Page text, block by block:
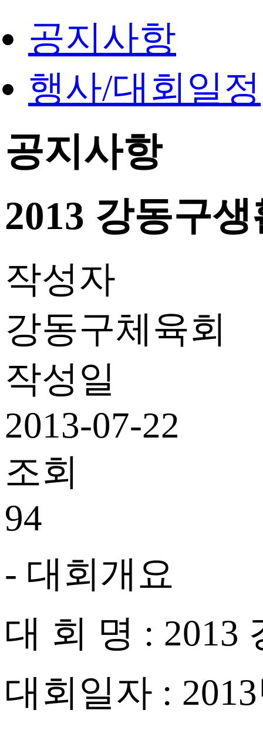
공지사항
행사/대회일정
공지사항
2013 강동구
작성자
강동구체육회
작성일
2013-07-22
조회
94
- 대회개요
대 회 명 : 2013
대회일자 :